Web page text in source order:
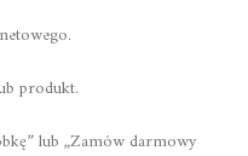
produkt.
lub „Zamów darmowy